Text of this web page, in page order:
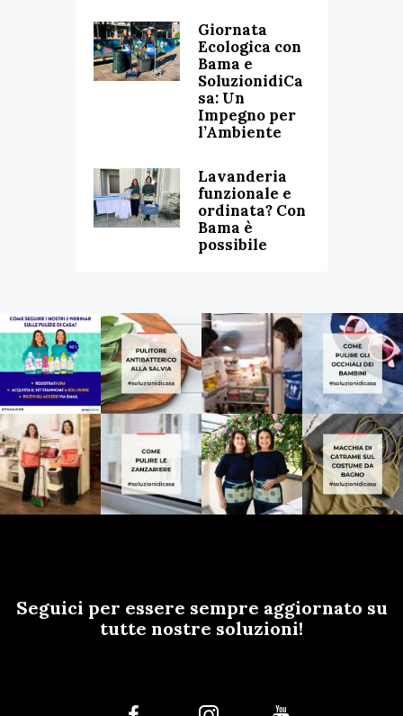
Giornata
Ecologica con
Bama e
SoluzionidiCa
sa: Un
Impegno per
l’Ambiente
Lavanderia
funzionale e
ordinata? Con
Bama è
possibile
Seguici per essere sempre aggiornato su
tutte nostre soluzioni!